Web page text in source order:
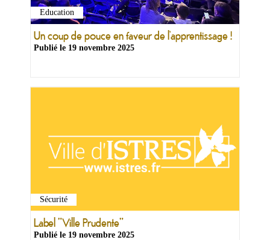
Education
Un coup de pouce en faveur de l’apprentissage !
Publié le 19 novembre 2025
Sécurité
Label "Ville Prudente"
Publié le 19 novembre 2025